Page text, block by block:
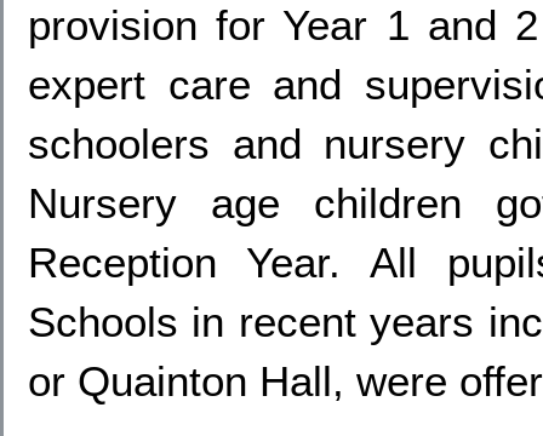
provision for Year 1 and
expert care and
schoolers and nursery
Nursery age children
Reception Year. All
Schools in recent years
or Quainton Hall, were